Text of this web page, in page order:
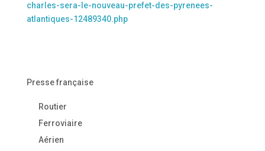
charles-sera-le-nouveau-prefet-des-pyrenees-
atlantiques-12489340.php
Presse française
Routier
Ferroviaire
Aérien